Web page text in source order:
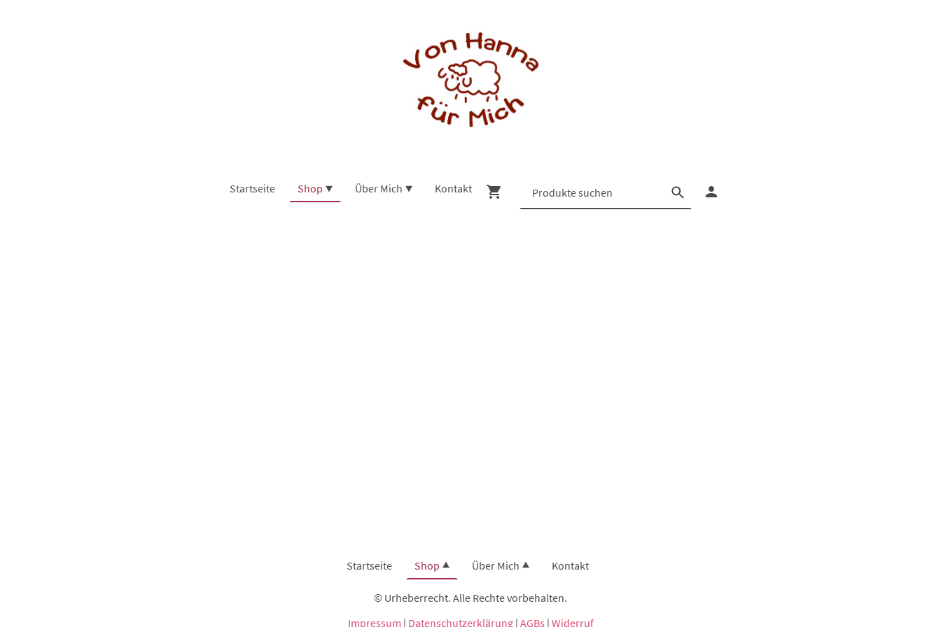
Startseite Shop Über Mich Kontakt
Startseite Shop Über Mich Kontakt
© Urheberrecht. Alle Rechte vorbehalten.
Impressum | Datenschutzerklärung| AGBs | Widerruf